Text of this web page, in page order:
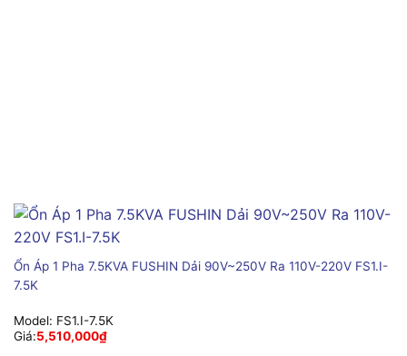
Ổn Áp 1 Pha 7.5KVA FUSHIN Dải 90V~250V Ra 110V-220V FS1.I-
7.5K
Model: FS1.I-7.5K
Giá:5,510,000₫